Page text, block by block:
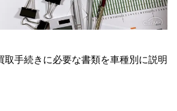
取手続きに必要な書類を車種別に説明